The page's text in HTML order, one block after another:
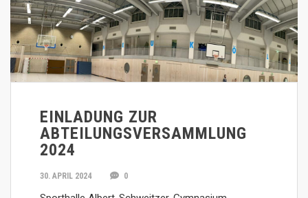
EINLADUNG ZUR
ABTEILUNGSVERSAMMLUNG
2024
30. APRIL 2024 0